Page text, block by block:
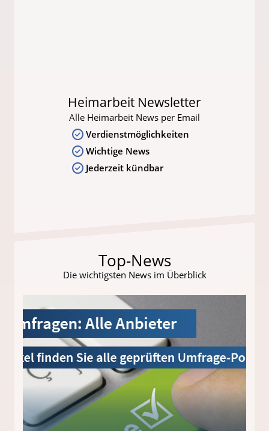
Heimarbeit Newsletter
Alle Heimarbeit News per Email
Verdienstmöglichkeiten
Wichtige News
Jederzeit kündbar
Top-News
Die wichtigsten News im Überblick